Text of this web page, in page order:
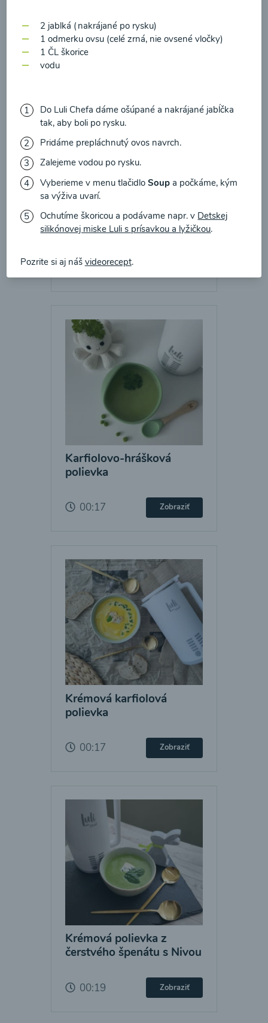
00:17
Kalerábovo-cuketová
polievka s hráškom
00:17
Karfiolovo-hrášková
polievka
00:17 Zobraziť
Krémová karfiolová
polievka
00:17 Zobraziť
Krémová polievka z
čerstvého špenátu s Nivou
00:19 Zobraziť
2 jablká (nakrájané po rysku)
1 odmerku ovsu (celé zrná, nie ovsené vločky)
1 ČL škorice
vodu
Do Luli Chefa dáme ošúpané a nakrájané jabĺčka
tak, aby boli po rysku.
Pridáme prepláchnutý ovos navrch.
Zalejeme vodou po rysku.
Vyberieme v menu tlačidloSoup a počkáme, kým
sa výživa uvarí.
Ochutíme škoricou a podávame napr. v Detskej
silikónovej miske Luli s prísavkou a lyžičkou.
Pozrite si aj náš videorecept.
prečítal(a)
informácie o Ochrane osobných
údajova súhlasím s nimi.